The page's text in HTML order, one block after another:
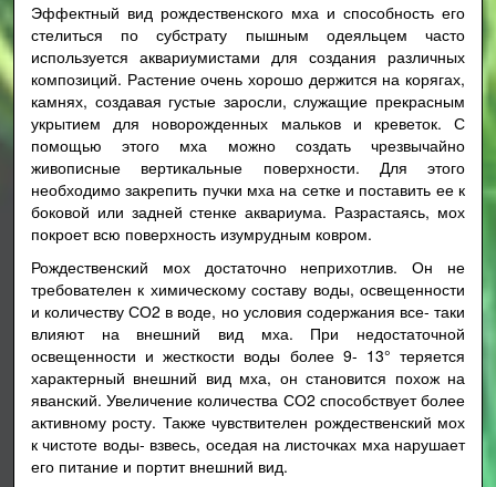
Эффектный вид рождественского мха и способность его
стелиться по субстрату пышным одеяльцем часто
используется аквариумистами для создания различных
композиций. Растение очень хорошо держится на корягах,
камнях, создавая густые заросли, служащие прекрасным
укрытием для новорожденных мальков и креветок. С
помощью этого мха можно создать чрезвычайно
живописные вертикальные поверхности. Для этого
необходимо закрепить пучки мха на сетке и поставить ее к
боковой или задней стенке аквариума. Разрастаясь, мох
покроет всю поверхность изумрудным ковром.
Рождественский мох достаточно неприхотлив. Он не
требователен к химическому составу воды, освещенности
и количеству СО2 в воде, но условия содержания все- таки
влияют на внешний вид мха. При недостаточной
освещенности и жесткости воды более 9- 13° теряется
характерный внешний вид мха, он становится похож на
яванский. Увеличение количества СО2 способствует более
активному росту. Также чувствителен рождественский мох
к чистоте воды- взвесь, оседая на листочках мха нарушает
его питание и портит внешний вид.